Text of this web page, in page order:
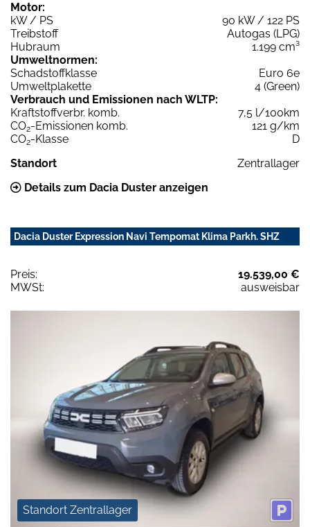
Motor:
kW / PS
90 kW / 122 PS
Treibstoff
Autogas (LPG)
Hubraum
1.199 cm³
Umweltnormen:
Schadstoffklasse
Euro 6e
Umweltplakette
4 (Green)
Verbrauch und Emissionen nach WLTP:
Kraftstoffverbr. komb.
7,5 l/100km
CO2-Emissionen komb.
121 g/km
CO2-Klasse
D
Standort
Zentrallager
Details zum Dacia Duster anzeigen
Dacia Duster Expression Navi Tempomat Klima Parkh. SHZ
Preis:
19.539,00 €
MWSt:
ausweisbar
Standort Zentrallager